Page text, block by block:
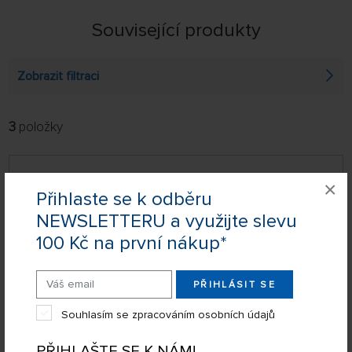
Přihlaste se k odběru
NEWSLETTERU a využijte slevu
100 Kč na první nákup*
PŘIHLÁSIT SE
Souhlasím se zpracováním osobních údajů
×
Související produkty
Zobrazit filtraci
FILTROVAT:
3 položky